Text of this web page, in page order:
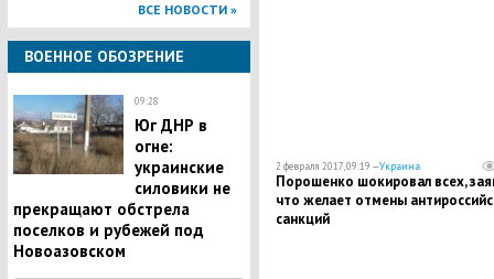
ВСЕ НОВОСТИ »
ВОЕННОЕ ОБОЗРЕНИЕ
09:28
Юг ДНР в
огне:
украинские
силовики не
прекращают обстрела
поселков и рубежей под
Новоазовском
2 февраля 2017, 09:19 —Украина
Порошенко шокировал всех,
что желает отмены
санкций